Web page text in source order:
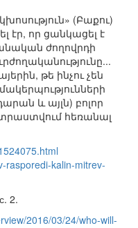
(Բաքու)
որ ցանկացել է
ժողովրդի
թե ինչու չեն
և այլն) բոլոր
հեռանալ
rasporedi-kalin-mitrev-
2.
2016/03/24/who-will-